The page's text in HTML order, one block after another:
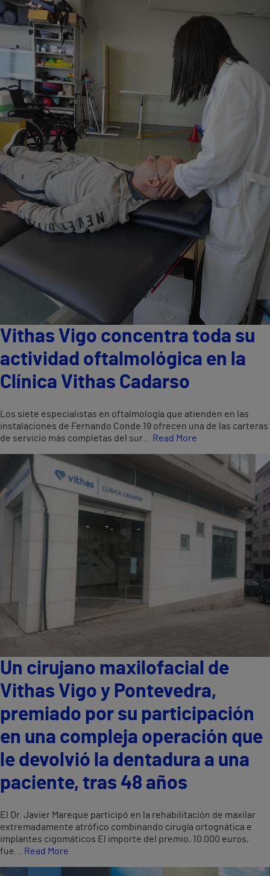
Vithas Vigo concentra toda su
actividad oftalmológica en la
Clínica Vithas Cadarso
Los siete especialistas en oftalmología que atienden en las
instalaciones de Fernando Conde 19 ofrecen una de las carteras
de servicio más completas del sur…
Read More
Un cirujano maxilofacial de
Vithas Vigo y Pontevedra,
premiado por su participación
en una compleja operación que
le devolvió la dentadura a una
paciente, tras 48 años
El Dr. Javier Mareque participó en la rehabilitación de maxilar
extremadamente atrófico combinando cirugía ortognática e
implantes cigomáticos El importe del premio, 10.000 euros,
fue…
Read More